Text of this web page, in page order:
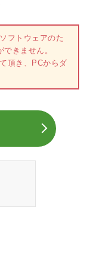
フトウェアのた
きません。
頂き、PCからダ